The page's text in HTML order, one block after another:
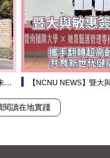
【NCNU NEWS】暨大與敏惠簽署MOU 攜手翻轉超高
閱讀在地實踐